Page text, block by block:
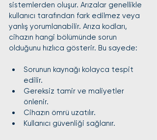
sistemlerden oluşur. Arızalar genellikle
kullanıcı tarafından fark edilmez veya
yanlış yorumlanabilir. Arıza kodları,
cihazın hangi bölümünde sorun
olduğunu hızlıca gösterir. Bu sayede:
Sorunun kaynağı kolayca tespit
edilir.
Gereksiz tamir ve maliyetler
önlenir.
Cihazın ömrü uzatılır.
Kullanıcı güvenliği sağlanır.